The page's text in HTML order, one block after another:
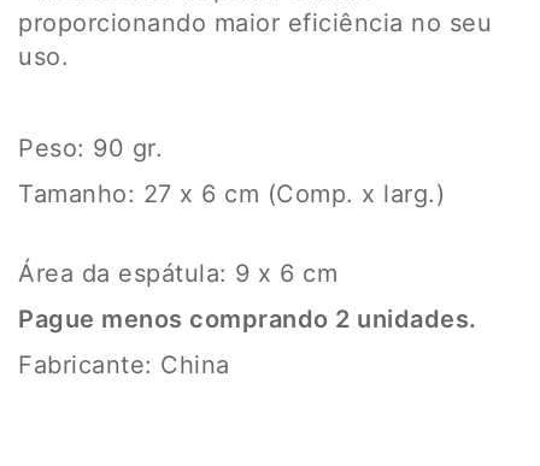
proporcionando maior eficiência no seu
uso.
Peso: 90 gr.
Tamanho: 27 x 6 cm (Comp. x larg.)
Área da espátula: 9 x 6 cm
Pague menos comprando 2 unidades.
Fabricante: China